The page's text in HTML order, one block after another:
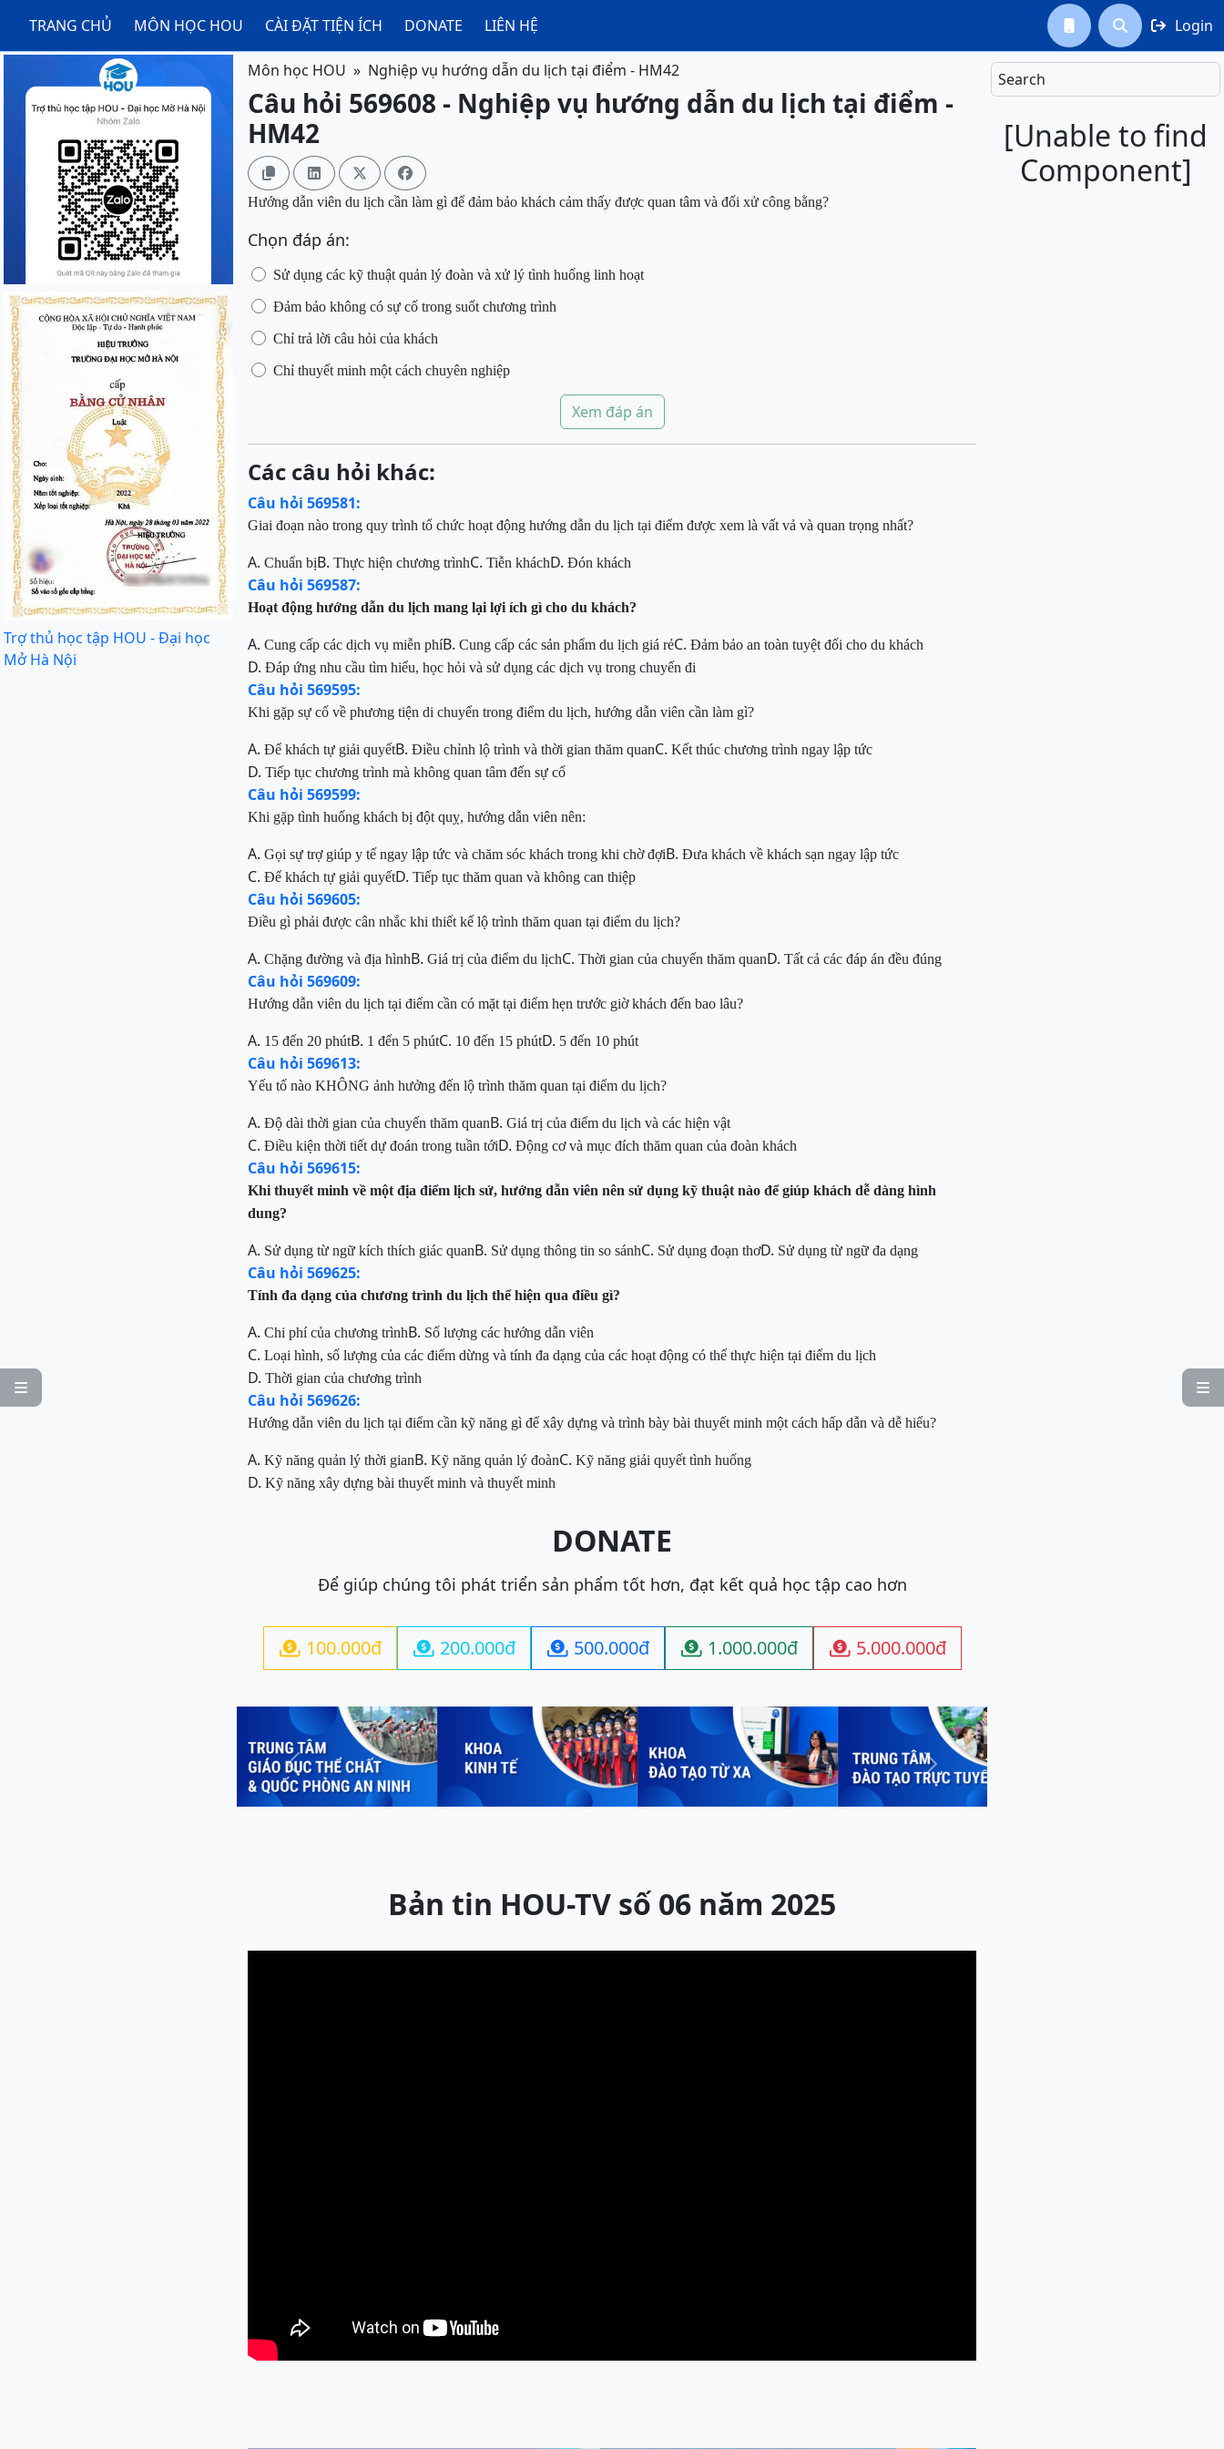
TRANG CHỦ MÔN HỌC HOU CÀI ĐẶT TIỆN ÍCH DONATE LIÊN HỆ   Login

Search
[Unable to find
Component]

Trợ thủ học tập HOU - Đại học
Mở Hà Nội
Môn học HOU Nghiệp vụ hướng dẫn du lịch tại điểm - HM42
Câu hỏi 569608 - Nghiệp vụ hướng dẫn du lịch tại điểm -
HM42
   
Hướng dẫn viên du lịch cần làm gì để đảm bảo khách cảm thấy được quan tâm và đối xử công bằng?
Chọn đáp án:
Sử dụng các kỹ thuật quản lý đoàn và xử lý tình huống linh hoạt
Đảm bảo không có sự cố trong suốt chương trình
Chỉ trả lời câu hỏi của khách
Chỉ thuyết minh một cách chuyên nghiệp
Xem đáp án
Các câu hỏi khác:
Câu hỏi 569581:
Giai đoạn nào trong quy trình tổ chức hoạt động hướng dẫn du lịch tại điểm được xem là vất vả và quan trọng nhất?
A. Chuẩn bịB. Thực hiện chương trìnhC. Tiễn kháchD. Đón khách
Câu hỏi 569587:
Hoạt động hướng dẫn du lịch mang lại lợi ích gì cho du khách?
A. Cung cấp các dịch vụ miễn phíB. Cung cấp các sản phẩm du lịch giá rẻC. Đảm bảo an toàn tuyệt đối cho du khách
D. Đáp ứng nhu cầu tìm hiểu, học hỏi và sử dụng các dịch vụ trong chuyến đi
Câu hỏi 569595:
Khi gặp sự cố về phương tiện di chuyển trong điểm du lịch, hướng dẫn viên cần làm gì?
A. Để khách tự giải quyếtB. Điều chỉnh lộ trình và thời gian thăm quanC. Kết thúc chương trình ngay lập tức
D. Tiếp tục chương trình mà không quan tâm đến sự cố
Câu hỏi 569599:
Khi gặp tình huống khách bị đột quỵ, hướng dẫn viên nên:
A. Gọi sự trợ giúp y tế ngay lập tức và chăm sóc khách trong khi chờ đợiB. Đưa khách về khách sạn ngay lập tức
C. Để khách tự giải quyếtD. Tiếp tục thăm quan và không can thiệp
Câu hỏi 569605:
Điều gì phải được cân nhắc khi thiết kế lộ trình thăm quan tại điểm du lịch?
A. Chặng đường và địa hìnhB. Giá trị của điểm du lịchC. Thời gian của chuyến thăm quanD. Tất cả các đáp án đều đúng
Câu hỏi 569609:
Hướng dẫn viên du lịch tại điểm cần có mặt tại điểm hẹn trước giờ khách đến bao lâu?
A. 15 đến 20 phútB. 1 đến 5 phútC. 10 đến 15 phútD. 5 đến 10 phút
Câu hỏi 569613:
Yếu tố nào KHÔNG ảnh hưởng đến lộ trình thăm quan tại điểm du lịch?
A. Độ dài thời gian của chuyến thăm quanB. Giá trị của điểm du lịch và các hiện vật
C. Điều kiện thời tiết dự đoán trong tuần tớiD. Động cơ và mục đích thăm quan của đoàn khách
Câu hỏi 569615:
Khi thuyết minh về một địa điểm lịch sử, hướng dẫn viên nên sử dụng kỹ thuật nào để giúp khách dễ dàng hình
dung?
A. Sử dụng từ ngữ kích thích giác quanB. Sử dụng thông tin so sánhC. Sử dụng đoạn thơD. Sử dụng từ ngữ đa dạng
Câu hỏi 569625:
Tính đa dạng của chương trình du lịch thể hiện qua điều gì?
A. Chi phí của chương trìnhB. Số lượng các hướng dẫn viên
C. Loại hình, số lượng của các điểm dừng và tính đa dạng của các hoạt động có thể thực hiện tại điểm du lịch
D. Thời gian của chương trình
Câu hỏi 569626:
Hướng dẫn viên du lịch tại điểm cần kỹ năng gì để xây dựng và trình bày bài thuyết minh một cách hấp dẫn và dễ hiểu?
A. Kỹ năng quản lý thời gianB. Kỹ năng quản lý đoànC. Kỹ năng giải quyết tình huống
D. Kỹ năng xây dựng bài thuyết minh và thuyết minh
DONATE
Để giúp chúng tôi phát triển sản phẩm tốt hơn, đạt kết quả học tập cao hơn
 100.000đ  200.000đ  500.000đ  1.000.000đ  5.000.000đ
Previous Next
Bản tin HOU-TV số 06 năm 2025